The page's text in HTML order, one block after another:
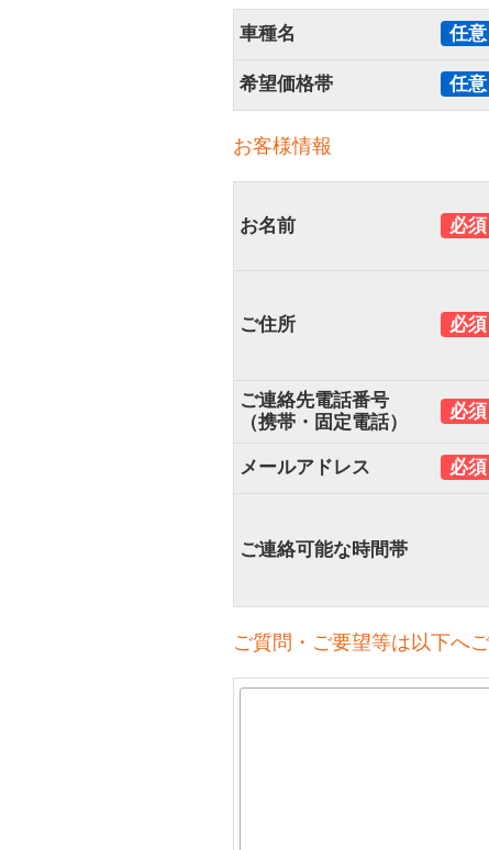
車種名 任意
希望価格帯 任意
お客様情報
お名前 必須
ご住所 必須
ご連絡先電話番号
（携帯・固定電話）
必須
メールアドレス 必須
ご連絡可能な時間帯
ご質問・ご要望等は以下へ